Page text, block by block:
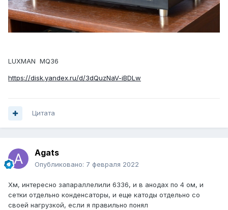
LUXMAN MQ36
https://disk.yandex.ru/d/3dQuzNaV-iBDLw
Цитата
Agats
Опубликовано: 7 февраля 2022
Хм, интересно запараллелили 6336, и в анодах по 4 ом, и
сетки отдельно конденсаторы, и еще катоды отдельно со
своей нагрузкой, если я правильно понял